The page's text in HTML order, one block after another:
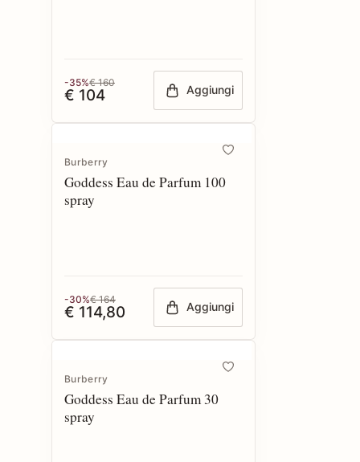
-35%€ 160
€ 104 Aggiungi
Burberry
Goddess Eau de Parfum 100
spray
-30%€ 164
€ 114,80 Aggiungi
Burberry
Goddess Eau de Parfum 30
spray